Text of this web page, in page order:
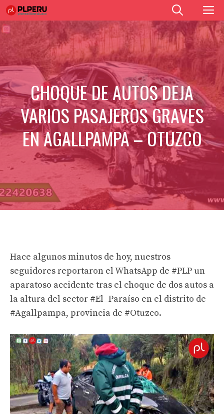
Saltar
al
contenido
CHOQUE DE AUTOS DEJA
VARIOS PASAJEROS GRAVES
EN AGALLPAMPA – OTUZCO
Hace algunos minutos de hoy, nuestros
seguidores reportaron el WhatsApp de #PLP un
aparatoso accidente tras el choque de dos autos a
la altura del sector #El_Paraíso en el distrito de
#Agallpampa, provincia de #Otuzco.